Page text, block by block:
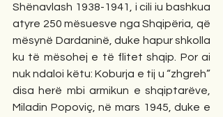
Shënavlash 1938-1941, i cili iu bashkua
atyre 250 mësuesve nga Shqipëria, që
mësynë Dardaninë, duke hapur shkolla
ku të mësohej e të flitet shqip. Por ai
nuk ndaloi këtu: Koburja e tij u “zhgreh”
disa herë mbi armikun e shqiptarëve,
Miladin Popoviç, në mars 1945, duke e